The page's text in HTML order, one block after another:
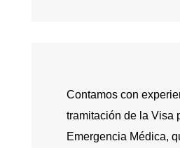
Contamos con
tramitación de la Visa
Emergencia Médica,